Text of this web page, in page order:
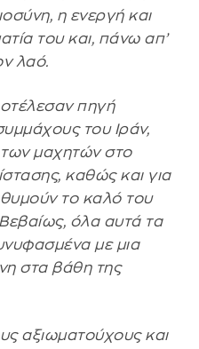
η ενεργή και
του και, πάνω απ’
λαό.
πηγή
του Ιράν,
μαχητών στο
καθώς και για
το καλό του
όλα αυτά τα
με μια
στα βάθη της
αξιωματούχους και